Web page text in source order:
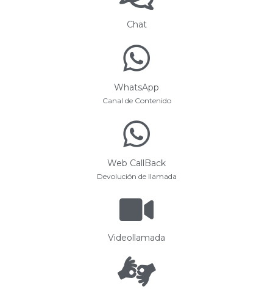
Chat
WhatsApp
Canal de Contenido
Web CallBack
Devolución de llamada
Videollamada